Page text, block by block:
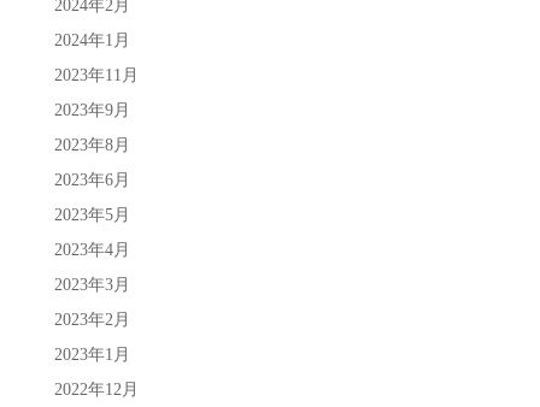
2024年2月
2024年1月
2023年11月
2023年9月
2023年8月
2023年6月
2023年5月
2023年4月
2023年3月
2023年2月
2023年1月
2022年12月